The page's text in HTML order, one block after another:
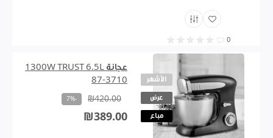
0
الأشهر
عرض
مباع
عجانة 1300W TRUST 6.5L
87-3710
₪420.00
-7%
₪389.00